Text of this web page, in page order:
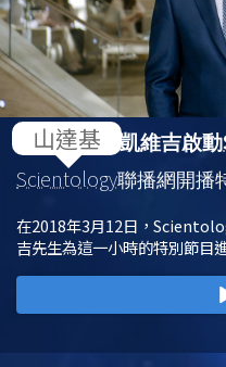
大衛．密斯凱維吉啟動
Scientology聯播網開播
在2018年3月12日，
吉先生為這一小時的特別節目